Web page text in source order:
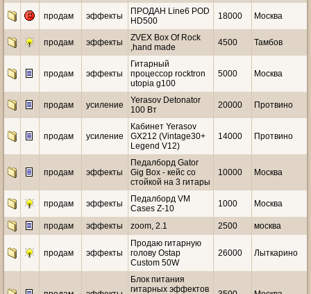
продам эффекты
ПРОДАН Line6 POD
HD500
18000 Москва
продам эффекты
ZVEX Box Of Rock
,hand made
4500 Тамбов
продам эффекты
Гитарный
процессор rocktron
utopia g100
5000 Москва
продам усиление
Yerasov Detonator
100 Вт
20000 Протвино
продам усиление
Кабинет Yerasov
GX212 (Vintage30+
Legend V12)
14000 Протвино
продам эффекты
Педалборд Gator
Gig Box - кейс со
стойкой на 3 гитары
10000 Москва
продам эффекты
Педалборд VM
Cases Z-10
1000 Москва
продам эффекты zoom, 2.1 2500 москва
продам эффекты
Продаю гитарную
голову Ostap
Custom 50W
26000 Лыткарино
Блок питания
гитарных эффектов